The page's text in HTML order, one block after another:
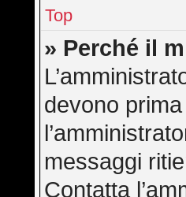
Top
» Perché il
devono
messaggi
Contatta